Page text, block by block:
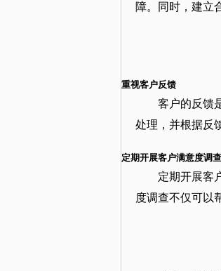
障。同时，建立
重视客户反馈
客户的反馈
处理，并根据反
定期开展客户满意度调查
定期开展客
度调查不仅可以